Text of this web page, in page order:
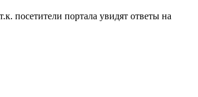
посетители портала увидят ответы на